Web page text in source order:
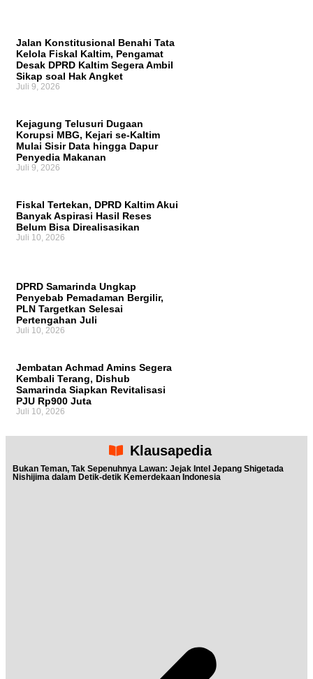
Jalan Konstitusional Benahi Tata
Kelola Fiskal Kaltim, Pengamat
Desak DPRD Kaltim Segera Ambil
Sikap soal Hak Angket
Juli 9, 2026
Kejagung Telusuri Dugaan
Korupsi MBG, Kejari se-Kaltim
Mulai Sisir Data hingga Dapur
Penyedia Makanan
Juli 9, 2026
Fiskal Tertekan, DPRD Kaltim Akui
Banyak Aspirasi Hasil Reses
Belum Bisa Direalisasikan
Juli 10, 2026
DPRD Samarinda Ungkap
Penyebab Pemadaman Bergilir,
PLN Targetkan Selesai
Pertengahan Juli
Juli 10, 2026
Jembatan Achmad Amins Segera
Kembali Terang, Dishub
Samarinda Siapkan Revitalisasi
PJU Rp900 Juta
Juli 10, 2026
Klausapedia
Bukan Teman, Tak Sepenuhnya Lawan: Jejak Intel Jepang Shigetada
Nishijima dalam Detik-detik Kemerdekaan Indonesia